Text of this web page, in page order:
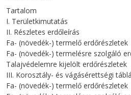
Tartalom
I. Területkimutatás
II. Részletes erdőleírás
Fa- (növedék-) termelő erdőrészletek
Fa- (növedék-) termelésre szolgáló
Talajvédelemre kijelölt erdőrészletek
III. Korosztály- és vágásérettségi
Fa- (növedék-) termelő erdőrészletek